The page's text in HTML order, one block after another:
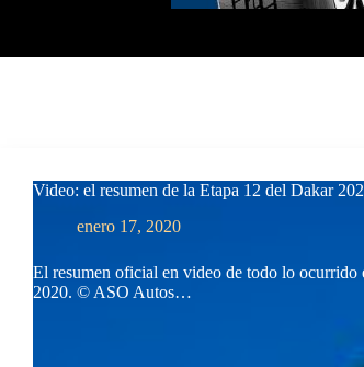
Video: el resumen de la Etapa 12 del Dakar
enero 17, 2020
El resumen oficial en video de todo lo
2020. © ASO Autos…